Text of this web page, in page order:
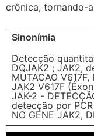
crônica, tornando-
Sinonímia
Detecção
DQJAK2 ; JAK2,
MUTACAO
JAK2 V617F
JAK-2 -
detecção por
NO GENE JAK2,